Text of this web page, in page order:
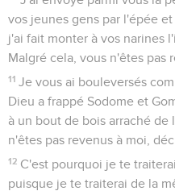
vos jeunes gens par l'épée
j'ai fait monter à vos narines
Malgré cela, vous n'êtes pas
11 Je vous ai bouleversés
Dieu a frappé Sodome et
à un bout de bois arraché
n'êtes pas revenus à moi,
12 C'est pourquoi je te
puisque je te traiterai de la